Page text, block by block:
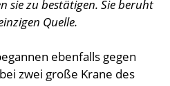
sie zu bestätigen. Sie beruht
Quelle.
ebenfalls gegen
zwei große Krane des